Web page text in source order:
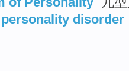
disorder